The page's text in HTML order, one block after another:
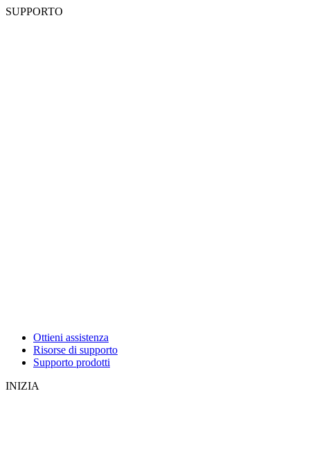
SUPPORTO
Ottieni assistenza
Risorse di supporto
Supporto prodotti
INIZIA